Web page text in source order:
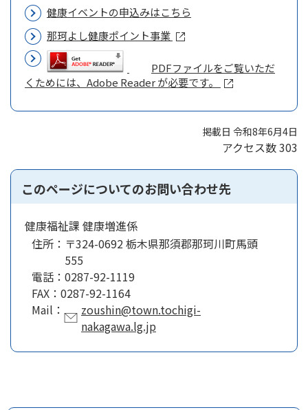
健康イベントの申込みはこちら
那珂よし健康ポイント事業
PDFファイルをご覧いただ
くためには、Adobe Reader が必要です。
掲載日 令和8年6月4日
アクセス数303
このページについてのお問い合わせ先
健康福祉課 健康増進係
住所： 〒324-0692 栃木県那須郡那珂川町馬頭
555
電話： 0287-92-1119
FAX： 0287-92-1164
Mail：
zoushin@town.tochigi-
nakagawa.lg.jp